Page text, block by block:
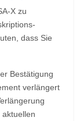
X zu
dass Sie
Bestätigung
verlängert